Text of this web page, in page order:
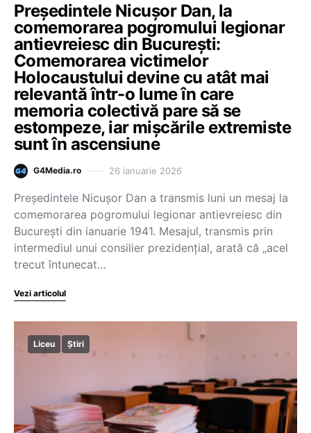
Președintele Nicușor Dan, la
comemorarea pogromului legionar
antievreiesc din București:
Comemorarea victimelor
Holocaustului devine cu atât mai
relevantă într-o lume în care
memoria colectivă pare să se
estompeze, iar mișcările extremiste
sunt în ascensiune
G4Media.ro 26 ianuarie 2026
Președintele Nicușor Dan a transmis luni un mesaj la
comemorarea pogromului legionar antievreiesc din
București din ianuarie 1941. Mesajul, transmis prin
intermediul unui consilier prezidențial, arată că „acel
trecut întunecat…
Vezi articolul
Liceu Știri